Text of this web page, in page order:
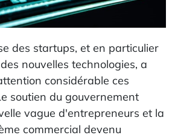
des startups, et en particulier
nouvelles technologies, a
considérable ces
soutien du gouvernement
vague d'entrepreneurs et la
commercial devenu